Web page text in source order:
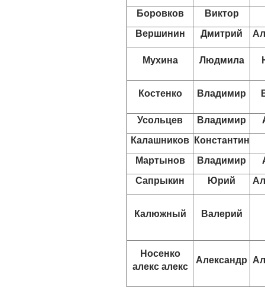
Боровков
Виктор
Вершинин
Дмитрий
Мухина Людмила
Костенко Владимир
Усольцев Владимир
Калашников
Константин
Мартынов
Владимир
Сапрыкин
Юрий
Калюжный Валерий
Носенко
алекс алекс
Александр